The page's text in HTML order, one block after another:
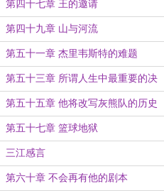
第四十七章 王的邀请
第四十九章 山与河流
第五十一章 杰里韦斯特的难题
第五十三章 所谓人生中最重要的决
定
第五十五章 他将改写灰熊队的历史
第五十七章 篮球地狱
三江感言
第六十章 不会再有他的剧本